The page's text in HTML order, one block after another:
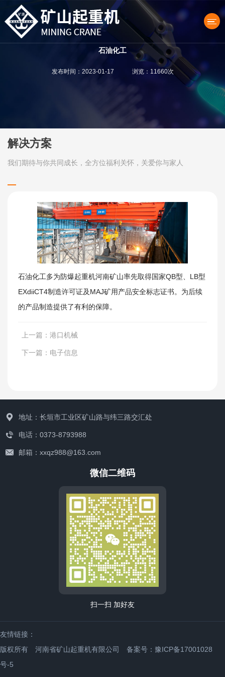
产品中心
石油化工
发布时间：2023-01-17 浏览：11660次
解决方案
我们期待与你共同成长，全方位福利关怀，关爱你与家人
石油化工多为防爆起重机河南矿山率先取得国家QB型、LB型
EXdiiCT4制造许可证及MAJ矿用产品安全标志证书。为后续
的产品制造提供了有利的保障。
上一篇：港口机械
下一篇： 电子信息
地址：长垣市工业区矿山路与纬三路交汇处
电话：0373-8793988
邮箱：xxqz988@163.com
微信二维码
扫一扫 加好友
友情链接：
版权所有 河南省矿山起重机有限公司 备案号：豫ICP备17001028
号-5